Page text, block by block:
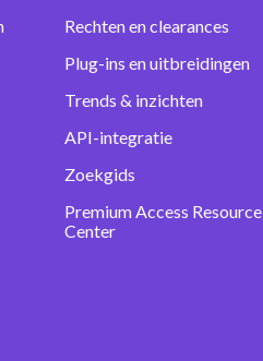
Rechten en clearances
Plug-ins en uitbreidingen
Trends & inzichten
API-integratie
Zoekgids
Premium Access Resource
Center